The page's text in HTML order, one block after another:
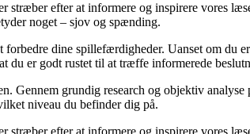
efter at informere og inspirere vores
noget – sjov og spænding.
dine spillefærdigheder. Uanset om du
du er godt rustet til at træffe informerede
Gennem grundig research og objektiv
niveau du befinder dig på.